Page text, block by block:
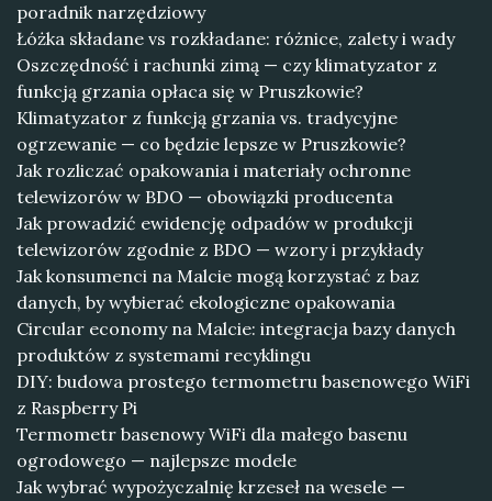
poradnik narzędziowy
Łóżka składane vs rozkładane: różnice, zalety i wady
Oszczędność i rachunki zimą — czy klimatyzator z
funkcją grzania opłaca się w Pruszkowie?
Klimatyzator z funkcją grzania vs. tradycyjne
ogrzewanie — co będzie lepsze w Pruszkowie?
Jak rozliczać opakowania i materiały ochronne
telewizorów w BDO — obowiązki producenta
Jak prowadzić ewidencję odpadów w produkcji
telewizorów zgodnie z BDO — wzory i przykłady
Jak konsumenci na Malcie mogą korzystać z baz
danych, by wybierać ekologiczne opakowania
Circular economy na Malcie: integracja bazy danych
produktów z systemami recyklingu
DIY: budowa prostego termometru basenowego WiFi
z Raspberry Pi
Termometr basenowy WiFi dla małego basenu
ogrodowego — najlepsze modele
Jak wybrać wypożyczalnię krzeseł na wesele —